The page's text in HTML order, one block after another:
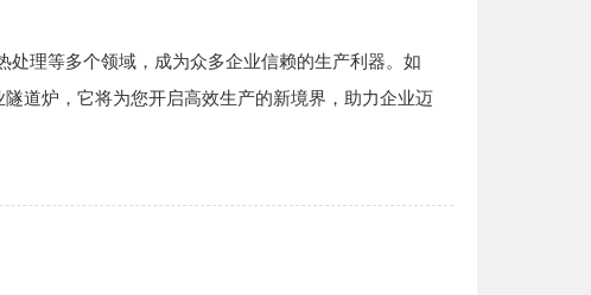
处理等多个领域，成为众多企业信赖的生产利器。如
道炉，它将为您开启高效生产的新境界，助力企业迈